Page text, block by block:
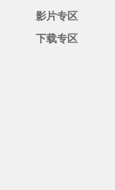
影片专区
下载专区